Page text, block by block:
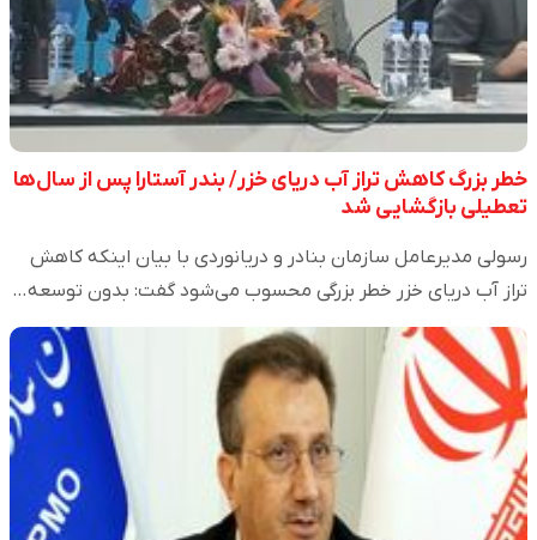
خطر بزرگ کاهش تراز آب دریای خزر/ بندر آستارا پس از سال‌ها
تعطیلی بازگشایی شد
رسولی مدیرعامل سازمان بنادر و دریانوردی با بیان اینکه کاهش
تراز آب دریای خزر خطر بزرگی محسوب می‌شود گفت: بدون توسعه…